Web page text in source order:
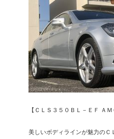
【ＣＬＳ３５０ＢＬ－ＥＦ Ａ
美しいボディラインが魅力のＣ